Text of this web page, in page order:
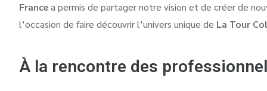
Francea permis de partager notre vision et de créer de
l’occasion de faire découvrir l’univers unique de La Tour
À la rencontre des